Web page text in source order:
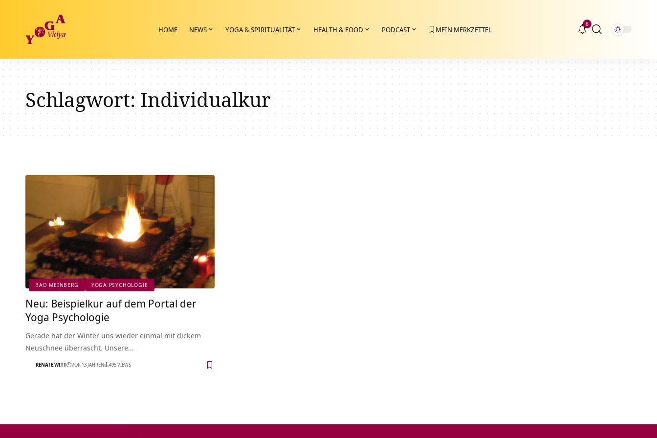
HOME NEWS YOGA & SPIRITUALITÄT HEALTH & FOOD PODCAST MEIN MERKZETTEL
6
Schlagwort:Individualkur
BAD MEINBERG YOGA PSYCHOLOGIE
Neu: Beispielkur auf dem Portal der
Yoga Psychologie
Gerade hat der Winter uns wieder einmal mit dickem
Neuschnee überrascht. Unsere…
RENATE.WITT VOR 13 JAHREN 495 VIEWS